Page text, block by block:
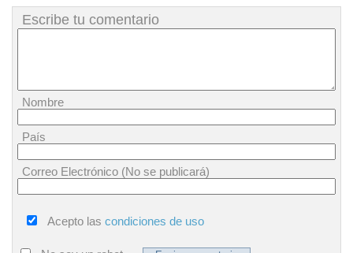
Escribe tu comentario
Nombre
País
Correo Electrónico (No se publicará)
Acepto las condiciones de uso